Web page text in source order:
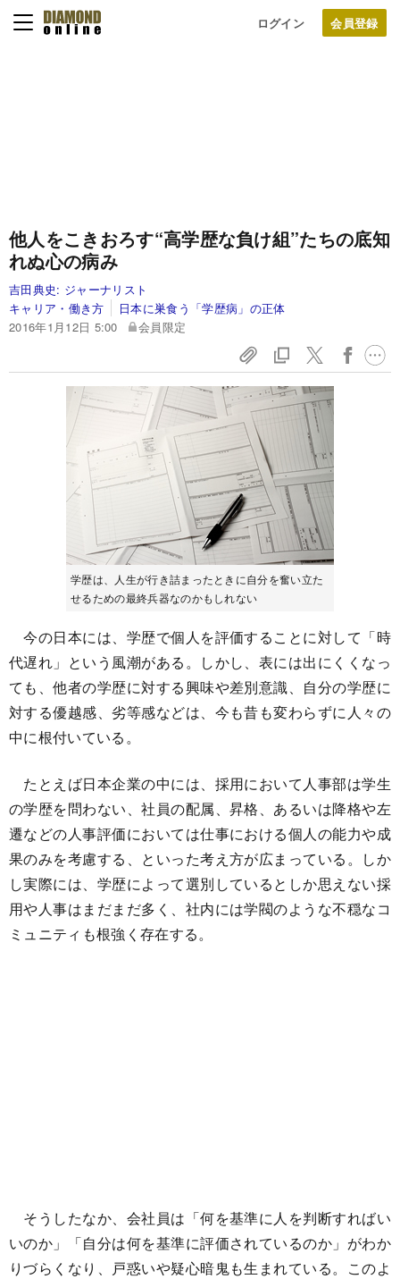
ログイン
他人をこきおろす“高学歴な負け組”たちの底知
れぬ心の病み
吉田典史: ジャーナリスト
キャリア・働き方
日本に巣食う「学歴病」の正体
2016年1月12日 5:00
会員限定
学歴は、人生が行き詰まったときに自分を奮い立た
せるための最終兵器なのかもしれない
今の日本には、学歴で個人を評価することに対して「時
代遅れ」という風潮がある。しかし、表には出にくくなっ
ても、他者の学歴に対する興味や差別意識、自分の学歴に
対する優越感、劣等感などは、今も昔も変わらずに人々の
中に根付いている。
たとえば日本企業の中には、採用において人事部は学生
の学歴を問わない、社員の配属、昇格、あるいは降格や左
遷などの人事評価においては仕事における個人の能力や成
果のみを考慮する、といった考え方が広まっている。しか
し実際には、学歴によって選別しているとしか思えない採
用や人事はまだまだ多く、社内には学閥のような不穏なコ
ミュニティも根強く存在する。
そうしたなか、会社員は「何を基準に人を判断すればい
いのか」「自分は何を基準に評価されているのか」がわか
りづらくなり、戸惑いや疑心暗鬼も生まれている。このよ